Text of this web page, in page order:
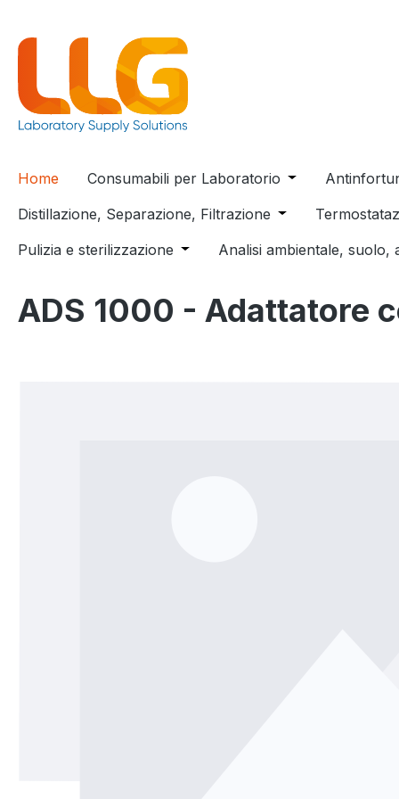
Home Consumabili per Laboratorio Open or close
Distillazione, Separazione, Filtrazione Open or close
Pulizia e sterilizzazione Open or close the dropdown
Analisi ambientale, suolo,
ADS 1000 - Adattatore